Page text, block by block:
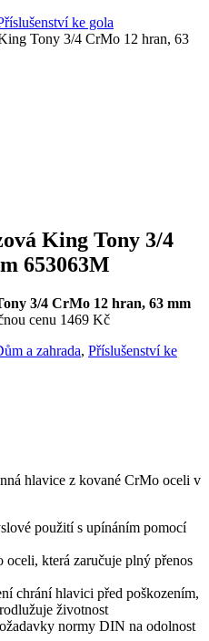
ke gola
Tony 3/4 CrMo 12 hran, 63
King Tony 3/4
653063M
3/4 CrMo 12 hran, 63 mm
cenu 1469 Kč
a zahrada, Příslušenství ke
hlavice z kované CrMo oceli v
použití s upínáním pomocí
která zaručuje plný přenos
chrání hlavici před poškozením,
životnost
normy DIN na odolnost